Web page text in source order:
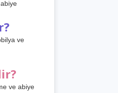
ve
ve abiye